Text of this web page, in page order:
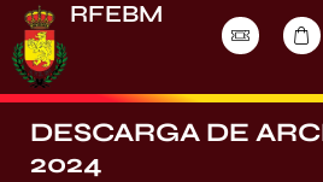
RFEBM
DESCARGA DE
2024